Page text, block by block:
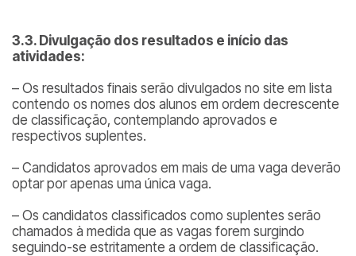
3.3. Divulgação dos resultados e início das
atividades:
– Os resultados finais serão divulgados no site em lista
contendo os nomes dos alunos em ordem decrescente
de classificação, contemplando aprovados e
respectivos suplentes.
– Candidatos aprovados em mais de uma vaga deverão
optar por apenas uma única vaga.
– Os candidatos classificados como suplentes serão
chamados à medida que as vagas forem surgindo
seguindo-se estritamente a ordem de classificação.